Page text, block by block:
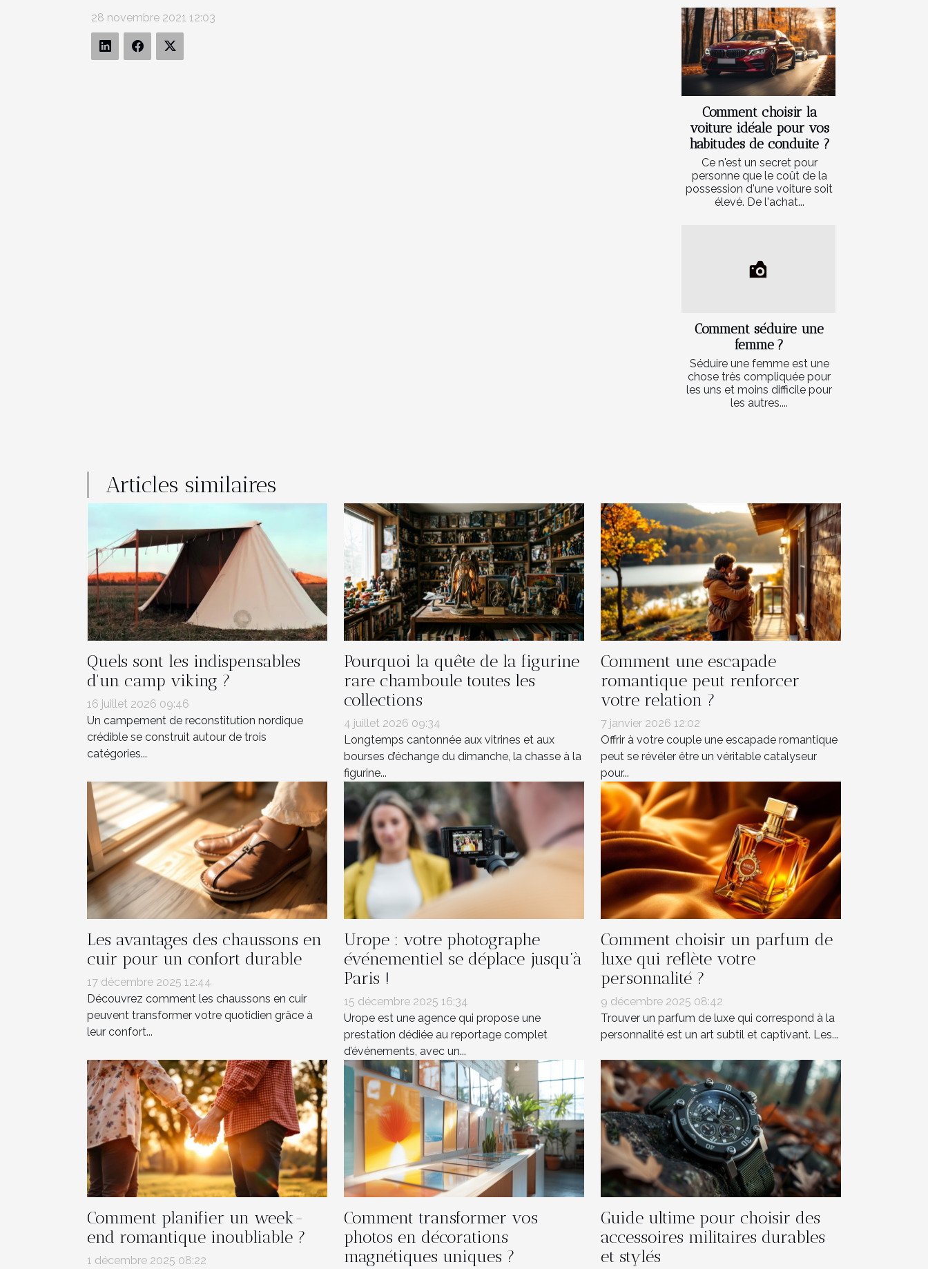
28 novembre 2021 12:03
Comment choisir la
voiture idéale pour vos
habitudes de conduite ?
Ce n'est un secret pour
personne que le coût de la
possession d'une voiture soit
élevé. De l'achat...
Comment séduire une
femme ?
Séduire une femme est une
chose très compliquée pour
les uns et moins difficile pour
les autres....
Articles similaires
Quels sont les indispensables
d'un camp viking ?
16 juillet 2026 09:46
Un campement de reconstitution nordique
crédible se construit autour de trois
catégories...
Pourquoi la quête de la figurine
rare chamboule toutes les
collections
4 juillet 2026 09:34
Longtemps cantonnée aux vitrines et aux
bourses d’échange du dimanche, la chasse à la
figurine...
Comment une escapade
romantique peut renforcer
votre relation ?
7 janvier 2026 12:02
Offrir à votre couple une escapade romantique
peut se révéler être un véritable catalyseur
pour...
Les avantages des chaussons en
cuir pour un confort durable
17 décembre 2025 12:44
Découvrez comment les chaussons en cuir
peuvent transformer votre quotidien grâce à
leur confort...
Urope : votre photographe
événementiel se déplace jusqu’à
Paris !
15 décembre 2025 16:34
Urope est une agence qui propose une
prestation dédiée au reportage complet
d’événements, avec un...
Comment choisir un parfum de
luxe qui reflète votre
personnalité ?
9 décembre 2025 08:42
Trouver un parfum de luxe qui correspond à la
personnalité est un art subtil et captivant. Les...
Comment planifier un week-
end romantique inoubliable ?
1 décembre 2025 08:22
Comment transformer vos
photos en décorations
magnétiques uniques ?
Guide ultime pour choisir des
accessoires militaires durables
et stylés